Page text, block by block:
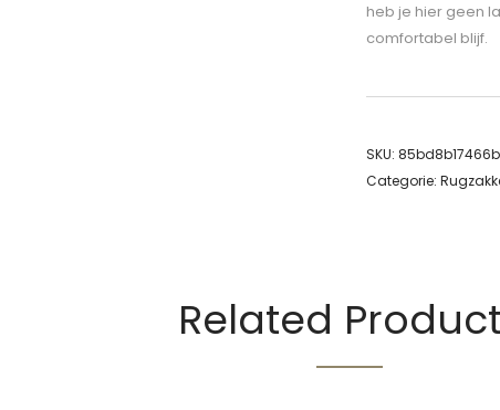
heb je hier geen
comfortabel blijf.
SKU: 85bd8b17466b
Categorie:
Related